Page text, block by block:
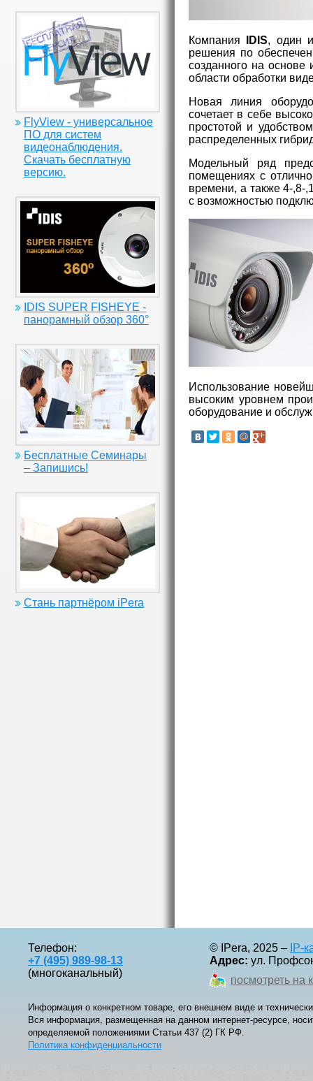
FlyView - универсальное
ПО для систем
видеонаблюдения.
Скачать бесплатную
версию.
IDIS SUPER FISHEYE -
панорамный обзор 360°
Бесплатные Семинары
– Запишись!
Стань партнёром iPera
Компания IDIS, один
решения по
созданного на основе
области обработки
Новая линия
сочетает в себе
простотой и
распределенных
Модельный ряд
помещениях с
времени, а также 4-,8-
с возможностью
Использование
высоким уровнем
оборудование и
Телефон:
+7 (495) 989-98-13
(многоканальный)
© IPera, 2025 – IP-
Адрес: ул.
посмотреть на
Информация о конкретном товаре, его внешнем виде и
Вся информация, размещенная на данном интернет-ресурсе,
определяемой положениями Статьи 437 (2) ГК РФ.
Политика конфиденциальности